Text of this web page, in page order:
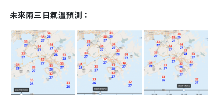
未來兩三日氣溫預測：